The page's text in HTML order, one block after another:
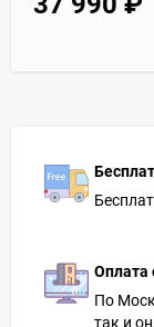
Оплата
По
так и